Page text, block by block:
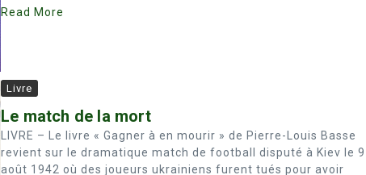
Read More
Livre
Le match de la mort
LIVRE – Le livre « Gagner à en mourir » de Pierre-Louis Basse
revient sur le dramatique match de football disputé à Kiev le 9
août 1942 où des joueurs ukrainiens furent tués pour avoir